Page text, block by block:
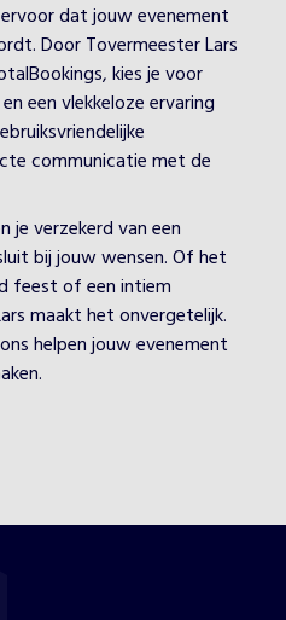
dat jouw evenement
Door Tovermeester Lars
kies je voor
een vlekkeloze ervaring
communicatie met de
je verzekerd van een
bij jouw wensen. Of het
feest of een intiem
maakt het onvergetelijk.
helpen jouw evenement